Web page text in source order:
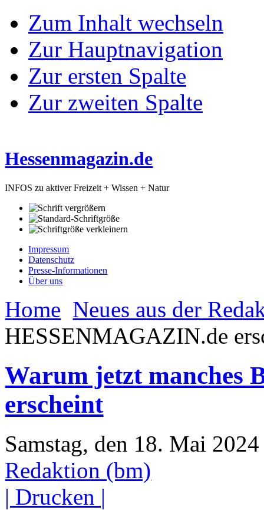
Zum Inhalt wechseln
Zur Hauptnavigation
Zur ersten Spalte
Zur zweiten Spalte
Hessenmagazin.de
INFOS zu aktiver Freizeit + Wissen + Natur
Impressum
Datenschutz
Presse-Informationen
Über uns
Home Neues aus der
HESSENMAGAZIN.de
Warum jetzt manches
erscheint
Samstag, den 18. Mai
Redaktion (bm)
| Drucken |